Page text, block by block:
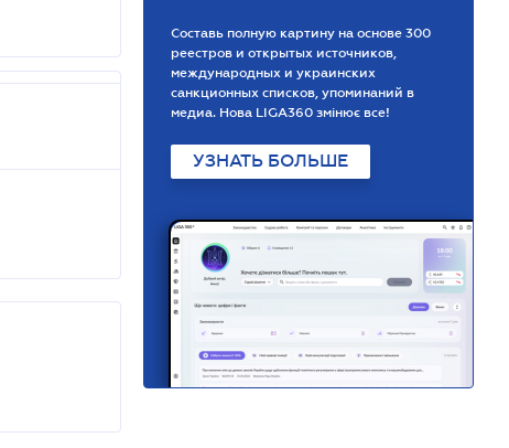
Составь полную картину на основе 300
реестров и открытых источников,
международных и украинских
санкционных списков, упоминаний в
медиа. Нова LIGA360 змінює все!
УЗНАТЬ БОЛЬШЕ